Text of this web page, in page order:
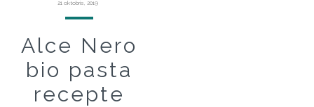
21 oktobris, 2019
Alce Nero
bio pasta
recepte